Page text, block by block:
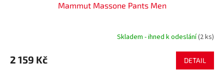
Mammut Massone Pants Men
Skladem - ihned k odeslání(2 ks)
2 159 Kč DETAIL